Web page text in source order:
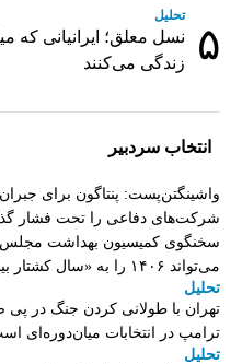
۵
تحلیل
نسل معلق؛ ایرانیانی که
زندگی می‌کنند
انتخاب سردبیر
واشینگتن‌پست: پنتاگون برای
شرکت‌های دفاعی را تحت فشار
سخنگوی کمیسیون بهداشت
می‌تواند ۱۴۰۶ را به «سال کشتار بیماران» تبدیل کند
تحلیل
تهران با طولانی کردن جنگ در پی
ترامپ در انتخابات میان‌دوره‌ای
تحلیل